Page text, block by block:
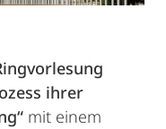
ihrer
mit einem